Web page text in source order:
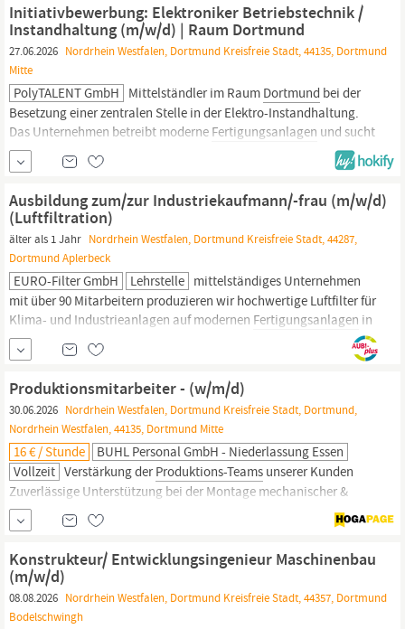
Vollzeit,...
Initiativbewerbung: Elektroniker Betriebstechnik /
Instandhaltung (m/w/d) | Raum Dortmund
27.06.2026 Nordrhein Westfalen, Dortmund Kreisfreie Stadt, 44135, Dortmund
Mitte
PolyTALENT GmbH Mittelständler im Raum Dortmund bei der
Besetzung einer zentralen Stelle in der Elektro-Instandhaltung.
Das Unternehmen betreibt moderne Fertigungsanlagen und sucht
jemanden, der elektrische Störungen schnell analysiert,
eigenverantwortlich handelt und die Anlagenverfügbarkeit aktiv
sicherstellt. DAS ERWARTET SIE Unbefristeter...
Ausbildung zum/zur Industriekaufmann/-frau (m/w/d)
(Luftfiltration)
älter als 1 Jahr Nordrhein Westfalen, Dortmund Kreisfreie Stadt, 44287,
Dortmund Aplerbeck
EURO-Filter GmbH Lehrstelle mittelständiges Unternehmen
mit über 90 Mitarbeitern produzieren wir hochwertige Luftfilter für
Klima- und Industrieanlagen auf modernen Fertigungsanlagen in
Dortmund-Aplerbeck.
FYI: Wir bilden für den eigenen Bedarf an
Nachwuchskräften aus! Ausbildungsdauer: 3 Jahre (Verkürzung
auf 2,5 Jahre bei guter Leistung möglich)
Produktionsmitarbeiter - (w/m/d)
30.06.2026 Nordrhein Westfalen, Dortmund Kreisfreie Stadt, Dortmund,
Nordrhein Westfalen, 44135, Dortmund Mitte
16 € / Stunde
BUHL Personal GmbH - Niederlassung Essen
Vollzeit Verstärkung derProduktions-Teams unserer Kunden
Zuverlässige Unterstützung bei der Montage mechanischer &
elektrischer Baugruppen Präzises Zusammensetzen von Bauteilen
nach Zeichnungen & Vorgaben Durchführung von
Qualitätskontrollen Übernahme vielseitiger Aufgaben überall
dort, wo Ihre Unterstützung benötigt wird Beitragen zu einem
reibungslosen
Konstrukteur/ Entwicklungsingenieur Maschinenbau
(m/w/d)
08.08.2026 Nordrhein Westfalen, Dortmund Kreisfreie Stadt, 44357, Dortmund
Bodelschwingh